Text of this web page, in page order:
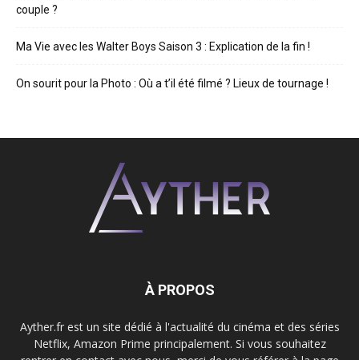
couple ?
Ma Vie avec les Walter Boys Saison 3 : Explication de la fin !
On sourit pour la Photo : Où a t’il été filmé ? Lieux de tournage !
À PROPOS
Ayther.fr est un site dédié à l'actualité du cinéma et des séries
Netflix, Amazon Prime principalement. Si vous souhaitez